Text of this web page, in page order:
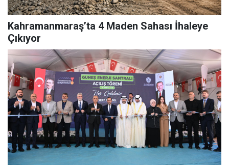
Kahramanmaraş’ta 4 Maden Sahası İhaleye
Çıkıyor